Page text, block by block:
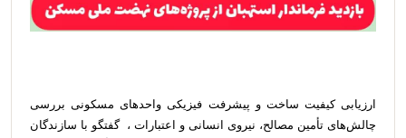
ارزیابی کیفیت ساخت و پیشرفت فیزیکی واحدهای مسکونی بررسی
چالش‌های تأمین مصالح، نیروی انسانی و اعتبارات ، گفتگو با سازندگان